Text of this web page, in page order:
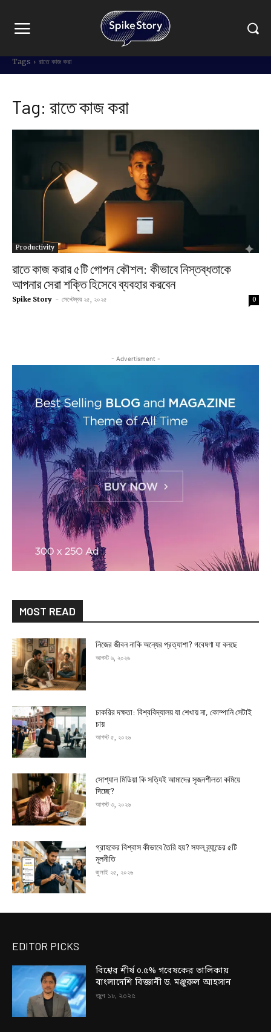
Tags রাতে কাজ করা
Tag: রাতে কাজ করা
Productivity
রাতে কাজ করার ৫টি গোপন কৌশল: কীভাবে নিস্তব্ধতাকে
আপনার সেরা শক্তি হিসেবে ব্যবহার করবেন
Spike Story - সেপ্টেম্বর ২৫, ২০২৫ 0
- Advertisment -
MOST READ
নিজের জীবন নাকি অন্যের প্রত্যাশা? গবেষণা যা বলছে
আগস্ট ৬, ২০২৬
চাকরির দক্ষতা: বিশ্ববিদ্যালয় যা শেখায় না, কোম্পানি সেটাই
চায়
আগস্ট ৫, ২০২৬
সোশ্যাল মিডিয়া কি সত্যিই আমাদের সৃজনশীলতা কমিয়ে
দিচ্ছে?
আগস্ট ৩, ২০২৬
গ্রাহকের বিশ্বাস কীভাবে তৈরি হয়? সফল ব্র্যান্ডের ৫টি
মূলনীতি
জুলাই ২৫, ২০২৬
EDITOR PICKS
বিশ্বের শীর্ষ ০.৫% গবেষকের তালিকায়
বাংলাদেশি বিজ্ঞানী ড. মঞ্জুরুল আহসান
জুন ১৮, ২০২৫